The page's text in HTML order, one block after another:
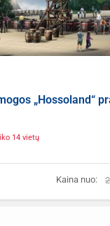
„Hossoland“
14 vietų
Kaina nuo: